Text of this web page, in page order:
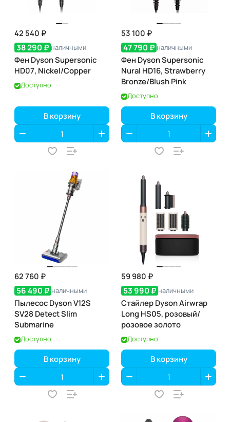
42 540 ₽
38 290 ₽ наличными
Фен Dyson Supersonic
HD07, Nickel/Copper
Доступно
В корзину
53 100 ₽
47 790 ₽ наличными
Фен Dyson Supersonic
Nural HD16, Strawberry
Bronze/Blush Pink
Доступно
В корзину
62 760 ₽
56 490 ₽ наличными
Пылесос Dyson V12S
SV28 Detect Slim
Submarine
Доступно
В корзину
59 980 ₽
53 990 ₽ наличными
Стайлер Dyson Airwrap
Long HS05, розовый/
розовое золото
Доступно
В корзину